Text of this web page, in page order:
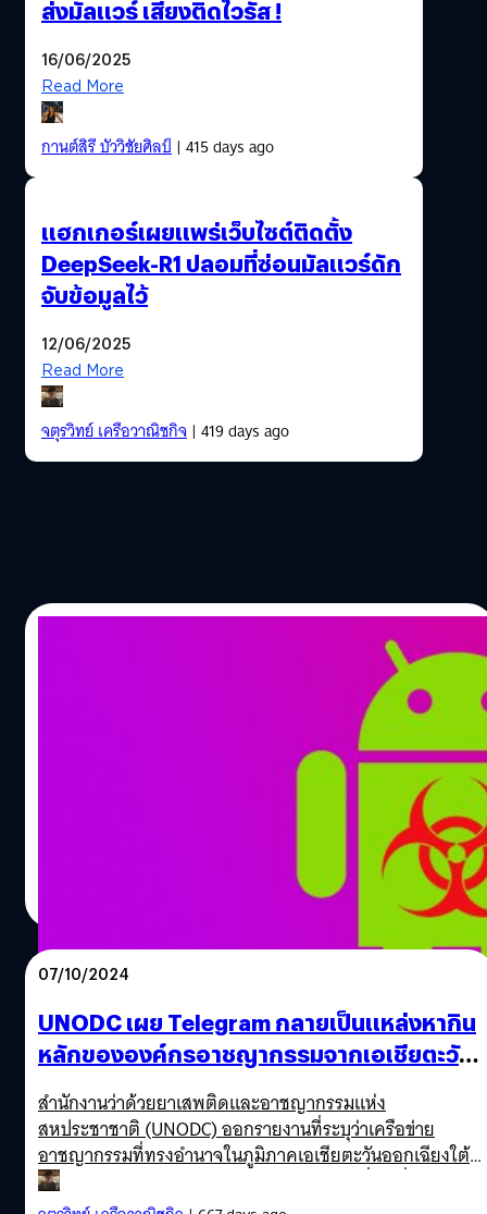
ส่งมัลแวร์ เสี่ยงติดไวรัส !
16/06/2025
Read More
กานต์สิรี บัววิชัยศิลป์| 415 days ago
แฮกเกอร์เผยแพร่เว็บไซต์ติดตั้ง
DeepSeek-R1 ปลอมที่ซ่อนมัลแวร์ดัก
จับข้อมูลไว้
12/06/2025
Read More
จตุรวิทย์ เครือวาณิชกิจ| 419 days ago
เตือนภัย ! กลโกงหลอกให้ติดตั้ง “แอปฯ
อันตราย” บน Android ไปถึง 2.5 ล้านเครื่อง
IAS (Integral Ad Science) Threat Lab หน่วยงานตรวจจับภัย
คุกคามและการฉ้อโกงทางไซเบอร์ ได้เปิดเผยกลโกงล่าสุด
ของผู้ไม่ประสงค์ดีที่เรียกว่า 'Kaleidoscope' ซึ่งหลอกให้ผู้ใช้
ติดตั้งแอปฯ ที่ดูเหมือนว่าผ่านการรับรองอย่างถูกต้องบน
Google Play Store แต่มาพร้อมกับมัลแวร์แบบเดียวกับแอปฯ
จากสโตร์ Third Party ซึ่งจะส่งผลร้ายต่อผู้ใช้อุปกรณ์ระบบ
Kaleidoscope ซึ่งแปลว่า กล้องสลับลาย เพราะมักถูกปรับ
เปลี่ยนอยู่เสมอเพื่อป้องกันการถูกตรวจจับ IAS Threat Lab
ได้รายงานข้อมูลล่าสุด ระบุว่า มีอุปกรณ์ใหม่จำนวน 2.5 ล้าน
เครื่อง ถูกโจมตีด้วยวิธีลักษณะนี้ในแต่ละเดือน โดย 20% ถูก
พบในประเทศอินเดีย นอกจากนั้นก็ยังพบในประเทศ
อินโดนีเซีย, ฟิลิปปินส์ และบราซิล Kaleidoscope นั้น จะให้ผู้
ใช้อุปกรณ์ระบบ Android ติดตั้งแอปฯ จาก Play Store ซึ่งดู
เหมือนว่าได้ผ่านรับรองความปลอดภัยแล้ว แต่แท้จริงเป็นการ
เชื่อมโยงไปติดตั้งแอปฯ ที่ถูกโคลนขึ้นมาให้มีรูปลักษณ์เหมือน
กันจากสโตร์…
07/10/2024
UNODC เผย Telegram กลายเป็นแหล่งหากิน
หลักขององค์กรอาชญากรรมจากเอเชียตะวัน
ออกเฉียงใต้
สำนักงานว่าด้วยยาเสพติดและอาชญากรรมแห่ง
สหประชาชาติ (UNODC) ออกรายงานที่ระบุว่าเครือข่าย
อาชญากรรมที่ทรงอำนาจในภูมิภาคเอเชียตะวันออกเฉียงใต้
มักใช้ Telegram ในการปฏิบัติการขนาดใหญ่ ซึ่งเปลี่ยนรูปแบบ